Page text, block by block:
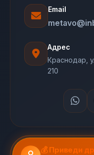
Email
Адрес
Краснодар,
210
💰 Приведи